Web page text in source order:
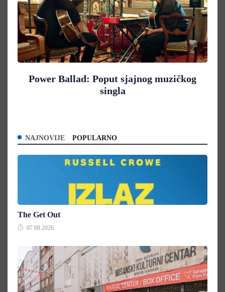
Power Ballad: Poput sjajnog muzičkog
singla
NAJNOVIJE POPULARNO
The Get Out
07.08.2026.